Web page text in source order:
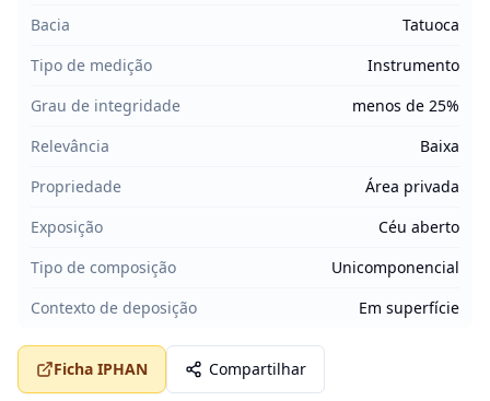
Bacia
Tatuoca
Tipo de medição
Instrumento
Grau de integridade
menos de 25%
Relevância
Baixa
Propriedade
Área privada
Exposição
Céu aberto
Tipo de composição
Unicomponencial
Contexto de deposição
Em superfície
Ficha IPHAN Compartilhar